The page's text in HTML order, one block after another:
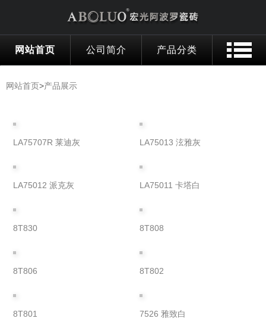
网站首页 公司简介 产品分类
网站首页>产品展示
LA75707R 莱迪灰 LA75013 泫雅灰
LA75012 派克灰 LA75011 卡塔白
8T830 8T808
8T806 8T802
8T801 7526 雅致白